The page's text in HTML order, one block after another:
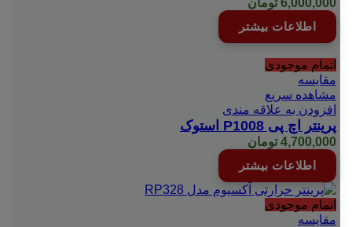
6,000,000 تومان
اطلاعات بیشتر
اتمام موجودی
مقایسه
مشاهده سریع
افزودن به علاقه مندی
پرینتر اچ پی P1008 استوک
4,700,000 تومان
اطلاعات بیشتر
اتمام موجودی
مقایسه